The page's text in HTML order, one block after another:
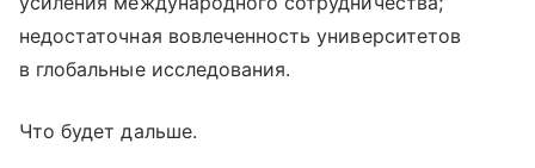
недостаточная вовлеченность университетов
в глобальные исследования.
Что будет дальше.